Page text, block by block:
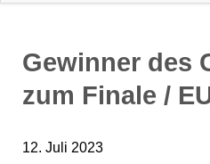
Gewinner des
zum Finale /
12. Juli 2023